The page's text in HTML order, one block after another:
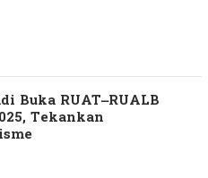
Buka RUAT–RUALB
Tekankan